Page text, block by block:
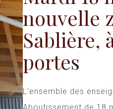
nouvelle
Sablière,
portes
L'ensemble des
Aboutissement de 18